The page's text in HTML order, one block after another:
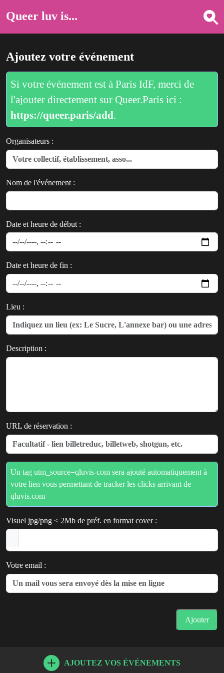
Queer luv is...
Ajoutez votre événement
Si votre événement est à Paris IdF, merci de
l'ajouter directement sur Queer.Paris ici :
https://queer.paris/add.
Organisateurs :
Nom de l'événement :
Date et heure de début :
Date et heure de fin :
Lieu :
Description :
URL de réservation :
Un tag utm_source=qluvis-com sera ajouté automatiquement à
votre lien vous permettant de tracker les clicks arrivant de
qluvis.com
Visuel jpg/png < 2Mb de préf. en format cover :
Votre email :
Ajouter
AJOUTEZ VOS ÉVÉNEMENTS